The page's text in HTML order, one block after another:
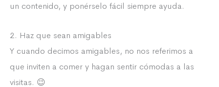
un contenido, y ponérselo fácil siempre ayuda.
2. Haz que sean amigables
Y cuando decimos amigables, no nos referimos a
que inviten a comer y hagan sentir cómodas a las
visitas. 😉